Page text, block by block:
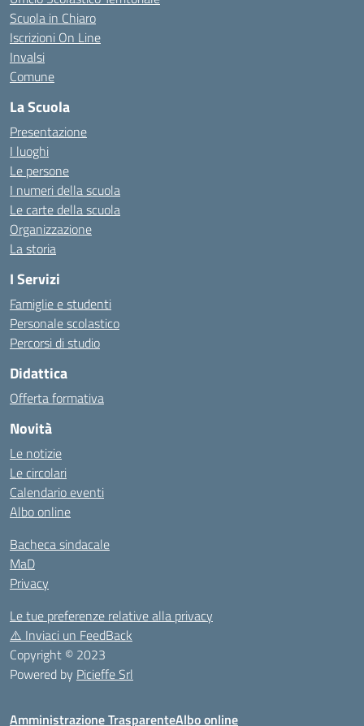
Scuola in Chiaro
Iscrizioni On Line
Invalsi
Comune
La Scuola
Presentazione
I luoghi
Le persone
I numeri della scuola
Le carte della scuola
Organizzazione
La storia
I Servizi
Famiglie e studenti
Personale scolastico
Percorsi di studio
Didattica
Offerta formativa
Novità
Le notizie
Le circolari
Calendario eventi
Albo online
Bacheca sindacale
MaD
Privacy
Le tue preferenze relative alla privacy
⚠️ Inviaci un FeedBack
Copyright © 2023
Powered by Picieffe Srl
Amministrazione TrasparenteAlbo online